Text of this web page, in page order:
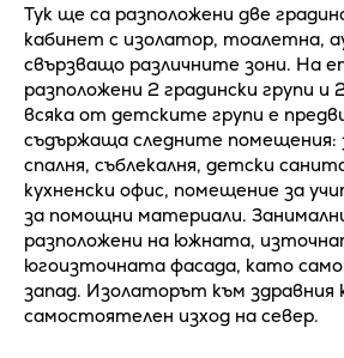
Тук ще са разположени две
кабинет с изолатор, тоалетна,
свързващо различните зони. На
разположени 2 градински групи и
всяка от детските групи е
съдържаща следните помещения:
спалня, съблекалня, детски
кухненски офис, помещение за
за помощни материали.
разположени на южната,
югоизточната фасада, като само
запад. Изолаторът към здравния
самостоятелен изход на север.